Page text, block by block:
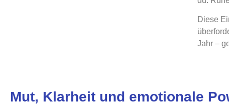
Diese
Jahr –
Mut, Klarheit und emotionale